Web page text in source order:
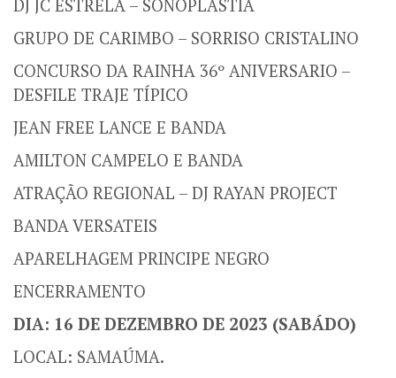
DJ JC ESTRELA – SONOPLASTIA
GRUPO DE CARIMBO – SORRISO CRISTALINO
CONCURSO DA RAINHA 36º ANIVERSARIO –
DESFILE TRAJE TÍPICO
JEAN FREE LANCE E BANDA
AMILTON CAMPELO E BANDA
ATRAÇÃO REGIONAL – DJ RAYAN PROJECT
BANDA VERSATEIS
APARELHAGEM PRINCIPE NEGRO
ENCERRAMENTO
DIA: 16 DE DEZEMBRO DE 2023 (SABÁDO)
LOCAL: SAMAÚMA.